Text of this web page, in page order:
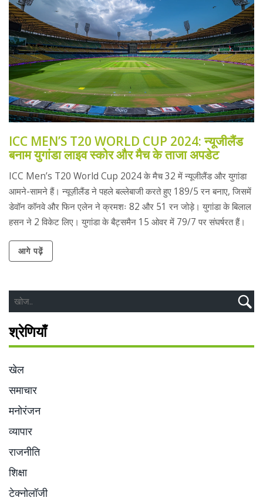
ICC MEN’S T20 WORLD CUP 2024: न्यूजीलैंड
बनाम युगांडा लाइव स्कोर और मैच के ताजा अपडेट
ICC Men’s T20 World Cup 2024 के मैच 32 में न्यूजीलैंड और युगांडा
आमने-सामने हैं। न्यूज़ीलैंड ने पहले बल्लेबाजी करते हुए 189/5 रन बनाए, जिसमें
डेवॉन कॉनवे और फिन एलेन ने क्रमशः 82 और 51 रन जोड़े। युगांडा के बिलाल
हसन ने 2 विकेट लिए। युगांडा के बैट्समैन 15 ओवर में 79/7 पर संघर्षरत हैं।
आगे पढ़ें
श्रेणियाँ
खेल
समाचार
मनोरंजन
व्यापार
राजनीति
शिक्षा
टेक्नोलॉजी